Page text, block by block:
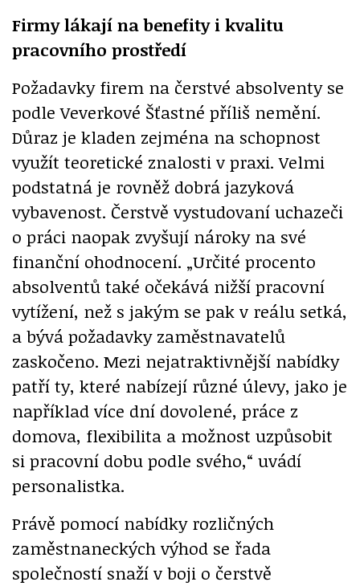
Firmy lákají na benefity i kvalitu
pracovního prostředí
Požadavky firem na čerstvé absolventy se
podle Veverkové Šťastné příliš nemění.
Důraz je kladen zejména na schopnost
využít teoretické znalosti v praxi. Velmi
podstatná je rovněž dobrá jazyková
vybavenost. Čerstvě vystudovaní uchazeči
o práci naopak zvyšují nároky na své
finanční ohodnocení. „Určité procento
absolventů také očekává nižší pracovní
vytížení, než s jakým se pak v reálu setká,
a bývá požadavky zaměstnavatelů
zaskočeno. Mezi nejatraktivnější nabídky
patří ty, které nabízejí různé úlevy, jako je
například více dní dovolené, práce z
domova, flexibilita a možnost uzpůsobit
si pracovní dobu podle svého,“ uvádí
personalistka.
Právě pomocí nabídky rozličných
zaměstnaneckých výhod se řada
společností snaží v boji o čerstvě